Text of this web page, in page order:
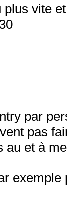
vite
par
pas
au et à